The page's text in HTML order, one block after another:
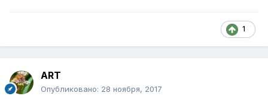
1
ART
Опубликовано: 28 ноября, 2017